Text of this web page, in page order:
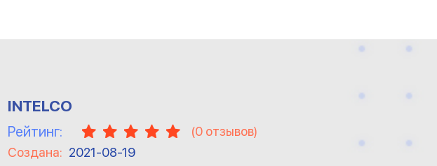
INTELCO
Рейтинг: (0 отзывов)
Создана: 2021-08-19